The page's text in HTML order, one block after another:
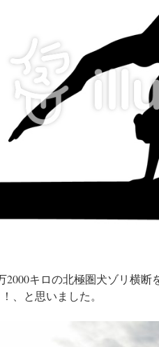
2000キロの北極圏犬ゾリ横
、と思いました。